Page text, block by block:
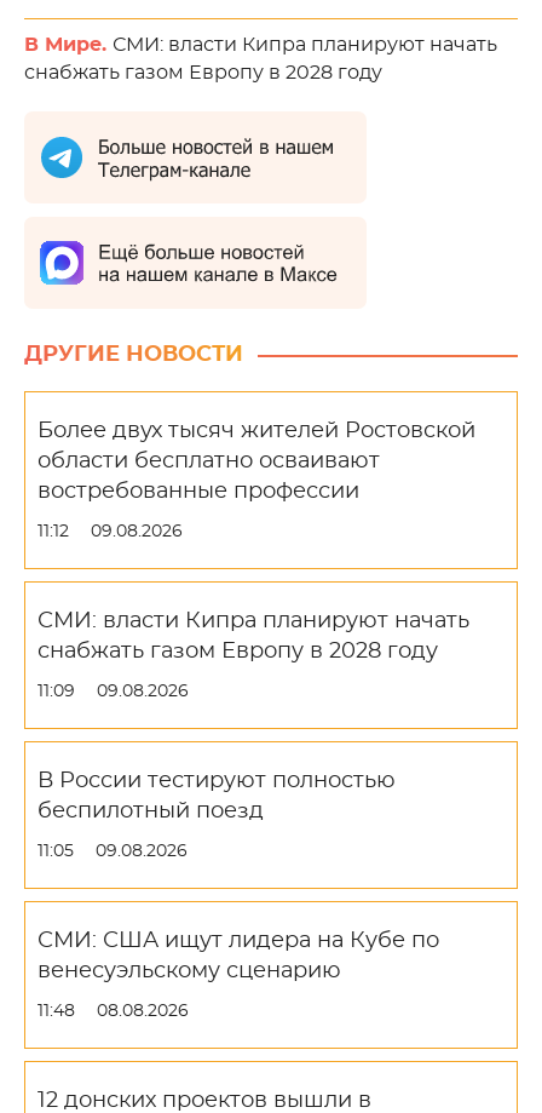
В Мире. СМИ: власти Кипра планируют начать
снабжать газом Европу в 2028 году
ДРУГИЕ НОВОСТИ
Более двух тысяч жителей Ростовской
области бесплатно осваивают
востребованные профессии
11:12 09.08.2026
СМИ: власти Кипра планируют начать
снабжать газом Европу в 2028 году
11:09 09.08.2026
В России тестируют полностью
беспилотный поезд
11:05 09.08.2026
СМИ: США ищут лидера на Кубе по
венесуэльскому сценарию
11:48 08.08.2026
12 донских проектов вышли в